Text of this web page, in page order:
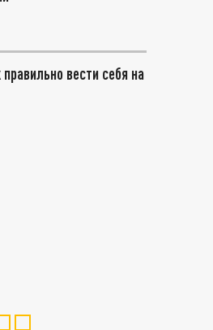
вести себя на